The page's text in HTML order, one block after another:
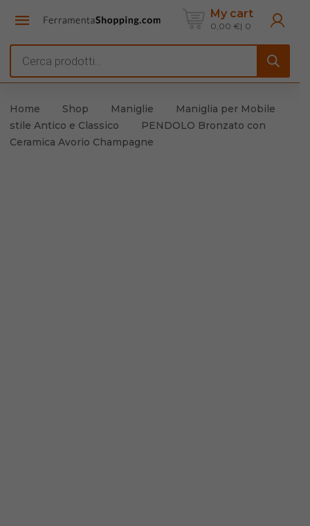
My cart
0,00 € 0
Home Shop Maniglie
Maniglia per Mobile
stile Antico e Classico
PENDOLO Bronzato con
Ceramica Avorio Champagne